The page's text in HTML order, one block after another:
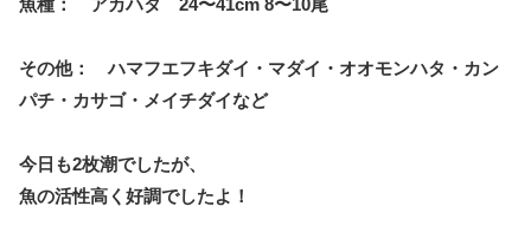
魚種： アカハタ 24〜41cm 8〜10尾
その他： ハマフエフキダイ・マダイ・オオモンハタ・カン
パチ・カサゴ・メイチダイなど
今日も2枚潮でしたが、
魚の活性高く好調でしたよ！